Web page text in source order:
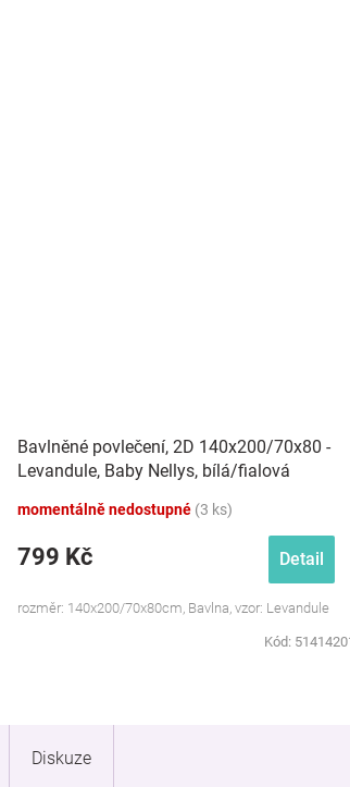
Bavlněné povlečení, 2D 140x200/70x80 -
Levandule, Baby Nellys, bílá/fialová
momentálně nedostupné (3 ks)
799 Kč Detail
rozměr: 140x200/70x80cm, Bavlna, vzor: Levandule
Kód:
Diskuze